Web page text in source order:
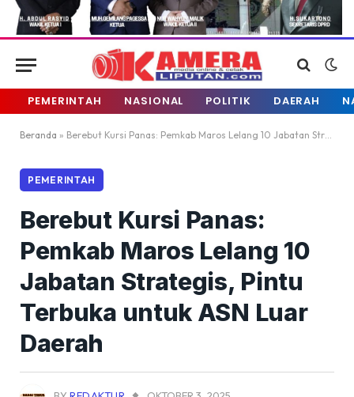
PEMERINTAH NASIONAL POLITIK DAERAH
Beranda » Berebut Kursi Panas: Pemkab Maros Lelang 10 Jabatan Strategis, Pintu Terbuka untuk ASN Luar Daerah
PEMERINTAH
Berebut Kursi Panas:
Pemkab Maros Lelang 10
Jabatan Strategis, Pintu
Terbuka untuk ASN Luar
Daerah